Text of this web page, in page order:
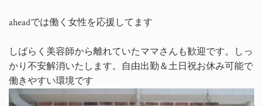
aheadでは働く女性を応援してます
しばらく美容師から離れていたママさんも歓迎です。しっ
かり不安解消いたします。自由出勤＆土日祝お休み可能で
働きやすい環境です